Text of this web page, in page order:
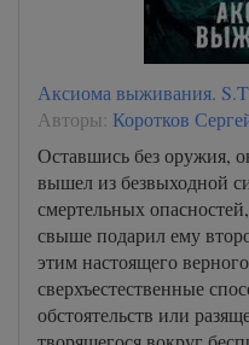
Аксиома выживания.
Авторы: Коротков
Оставшись без оружия,
вышел из безвыходной
смертельных
свыше подарил ему
этим настоящего
сверхъестественные
обстоятельств или